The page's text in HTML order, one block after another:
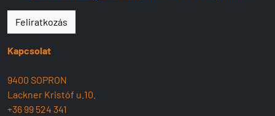
Feliratkozás
Kapcsolat
9400 SOPRON
Lackner Kristóf u.10.
+36 99 524 341